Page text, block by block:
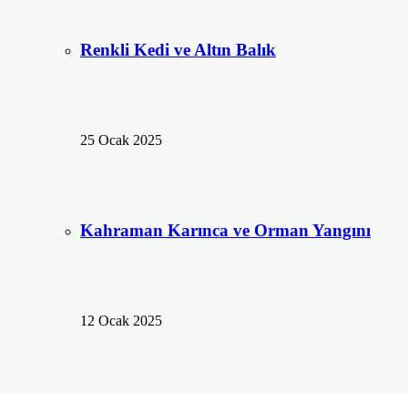
Renkli Kedi ve Altın Balık
25 Ocak 2025
Kahraman Karınca ve Orman Yangını
12 Ocak 2025